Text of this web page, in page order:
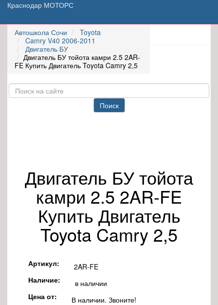
Краснодар МОТОРС
Автошкола Сочи
Toyota
Camry V40 2006-2011
Двигатель БУ
Двигатель БУ тойота камри 2.5 2AR-
FE Купить Двигатель Toyota Camry 2,5
Поиск
Двигатель БУ тойота
камри 2.5 2AR-FE
Купить Двигатель
Toyota Camry 2,5
Артикул:
2AR-FE
Наличие:
в наличии
Цена от:
В наличии. Звоните!